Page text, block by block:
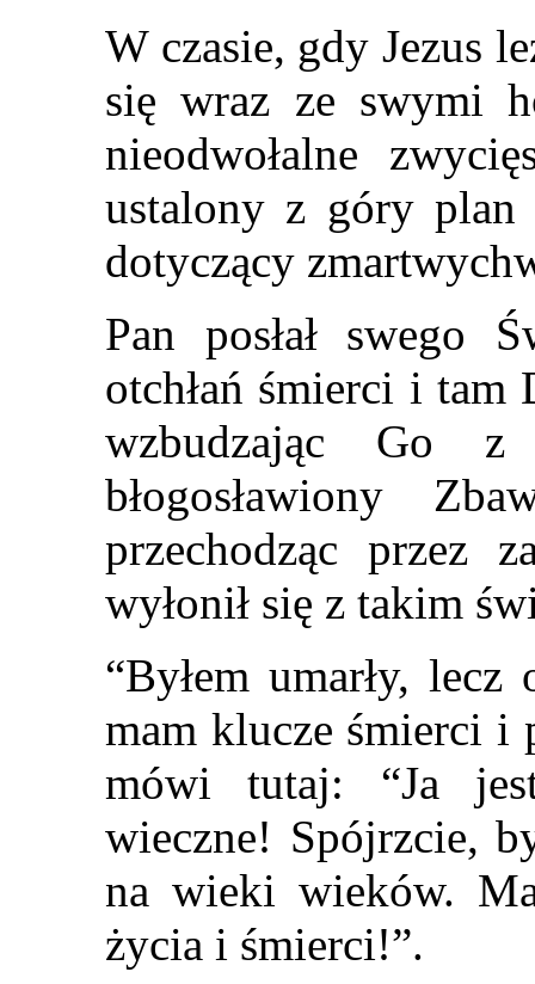
W czasie, gdy Jezus
się wraz ze swymi
nieodwołalne
ustalony z góry plan
dotyczący
Pan posłał swego
otchłań śmierci i tam
wzbudzając Go z
błogosławiony
przechodząc przez
wyłonił się z takim
“Byłem umarły,
mam klucze śmierci i
mówi tutaj: “Ja
wieczne! Spójrzcie,
na wieki wieków.
życia i śmierci!”.